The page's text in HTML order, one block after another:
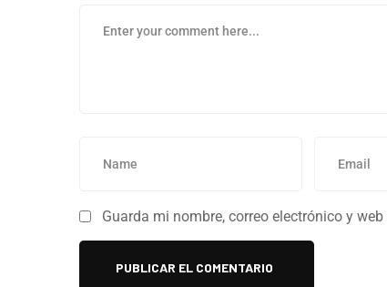
Guarda mi nombre, correo electrónico y